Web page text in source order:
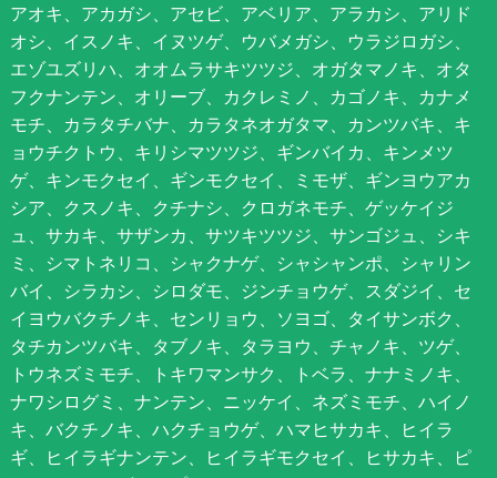
アオキ、アカガシ、アセビ、アベリア、アラカシ、アリド
オシ、イスノキ、イヌツゲ、ウバメガシ、ウラジロガシ、
エゾユズリハ、オオムラサキツツジ、オガタマノキ、オタ
フクナンテン、オリーブ、カクレミノ、カゴノキ、カナメ
モチ、カラタチバナ、カラタネオガタマ、カンツバキ、キ
ョウチクトウ、キリシマツツジ、ギンバイカ、キンメツ
ゲ、キンモクセイ、ギンモクセイ、ミモザ、ギンヨウアカ
シア、クスノキ、クチナシ、クロガネモチ、ゲッケイジ
ュ、サカキ、サザンカ、サツキツツジ、サンゴジュ、シキ
ミ、シマトネリコ、シャクナゲ、シャシャンポ、シャリン
バイ、シラカシ、シロダモ、ジンチョウゲ、スダジイ、セ
イヨウバクチノキ、センリョウ、ソヨゴ、タイサンボク、
タチカンツバキ、タブノキ、タラヨウ、チャノキ、ツゲ、
トウネズミモチ、トキワマンサク、トベラ、ナナミノキ、
ナワシログミ、ナンテン、ニッケイ、ネズミモチ、ハイノ
キ、バクチノキ、ハクチョウゲ、ハマヒサカキ、ヒイラ
ギ、ヒイラギナンテン、ヒイラギモクセイ、ヒサカキ、ピ